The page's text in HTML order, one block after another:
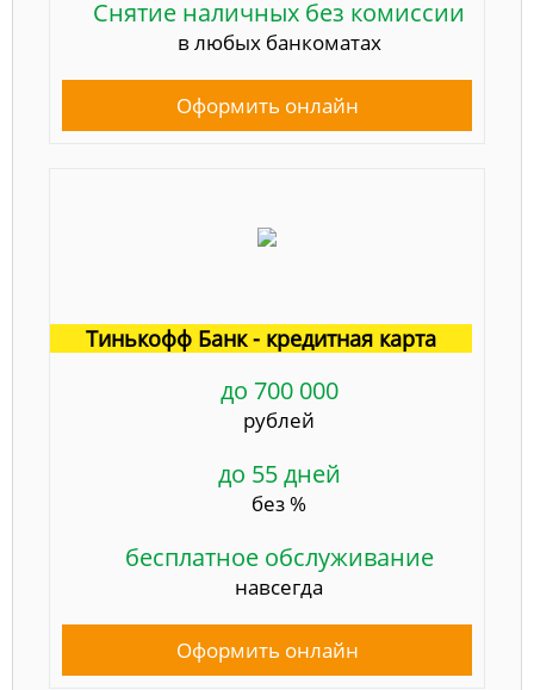
Снятие наличных без комиссии
в любых банкоматах
Оформить онлайн
Тинькофф Банк - кредитная карта
до 700 000
рублей
до 55 дней
без %
бесплатное обслуживание
навсегда
Оформить онлайн